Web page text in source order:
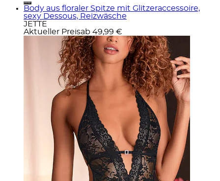
Body aus floraler Spitze mit Glitzeraccessoire,
sexy Dessous, Reizwäsche
JETTE
Aktueller Preisab 49,99 €